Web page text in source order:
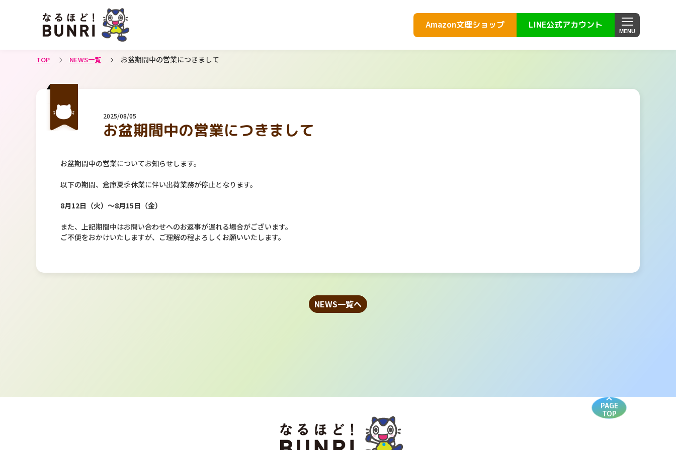
Amazon文理ショップ LINE公式アカウント
MENU
TOP NEWS一覧 お盆期間中の営業につきまして
2025/08/05
お盆期間中の営業につきまして
お盆期間中の営業についてお知らせします。
以下の期間、倉庫夏季休業に伴い出荷業務が停止となります。
8月12日（火）～8月15日（金）
また、上記期間中はお問い合わせへのお返事が遅れる場合がございます。
ご不便をおかけいたしますが、ご理解の程よろしくお願いいたします。
NEWS一覧へ
PAGE
TOP